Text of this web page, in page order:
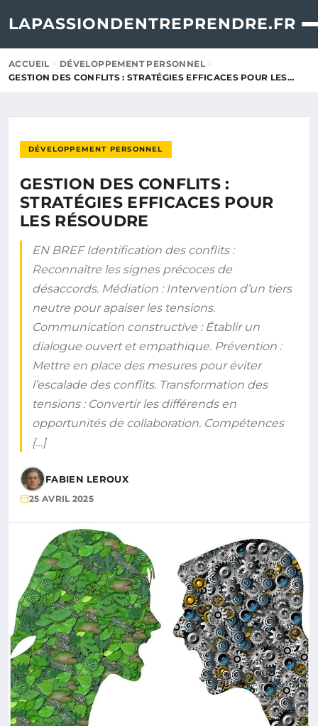
LAPASSIONDENTREPRENDRE.FR
ACCUEIL
DÉVELOPPEMENT PERSONNEL
GESTION DES CONFLITS : STRATÉGIES EFFICACES POUR LES…
DÉVELOPPEMENT PERSONNEL
GESTION DES CONFLITS :
STRATÉGIES EFFICACES POUR
LES RÉSOUDRE
EN BREF Identification des conflits :
Reconnaître les signes précoces de
désaccords. Médiation : Intervention d’un tiers
neutre pour apaiser les tensions.
Communication constructive : Établir un
dialogue ouvert et empathique. Prévention :
Mettre en place des mesures pour éviter
l’escalade des conflits. Transformation des
tensions : Convertir les différends en
opportunités de collaboration. Compétences
[…]
FABIEN LEROUX
25 AVRIL 2025